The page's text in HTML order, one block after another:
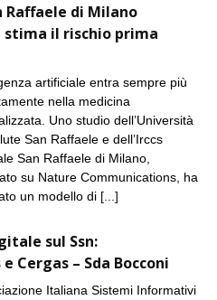
Raffaele di Milano
il rischio prima
artificiale entra sempre più
nella medicina
Uno studio dell’Università
San Raffaele e dell’Irccs
San Raffaele di Milano,
su Nature Communications, ha
un modello di [...]
sul Ssn:
Cergas – Sda Bocconi
Italiana Sistemi Informativi